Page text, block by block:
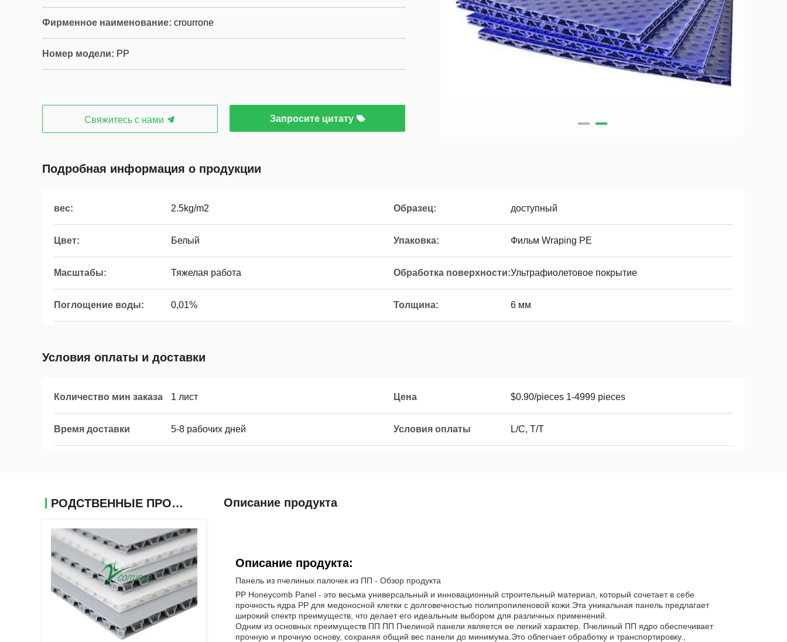
Фирменное наименование: crourrone
Номер модели: PP
Свяжитесь с нами Запросите цитату
Подробная информация о продукции
вес: 2.5kg/m2 Образец: доступный
Цвет: Белый Упаковка: Фильм Wraping PE
Масштабы: Тяжелая работа Обработка поверхности:Ультрафиолетовое покрытие
Поглощение воды: 0,01% Толщина: 6 мм
Условия оплаты и доставки
Количество мин заказа 1 лист Цена $0.90/pieces 1-4999 pieces
Время доставки 5-8 рабочих дней Условия оплаты L/C, T/T
РОДСТВЕННЫЕ ПРОДУКТЫ Описание продукта
Описание продукта:
Панель из пчелиных палочек из ПП - Обзор продукта
PP Honeycomb Panel - это весьма универсальный и инновационный строительный материал, который сочетает в себе
прочность ядра PP для медоносной клетки с долговечностью полипропиленовой кожи.Эта уникальная панель предлагает
широкий спектр преимуществ, что делает его идеальным выбором для различных применений.
Одним из основных преимуществ ПП ПП Пчелиной панели является ее легкий характер. Пчелиный ПП ядро обеспечивает
прочную и прочную основу, сохраняя общий вес панели до минимума.Это облегчает обработку и транспортировку.,